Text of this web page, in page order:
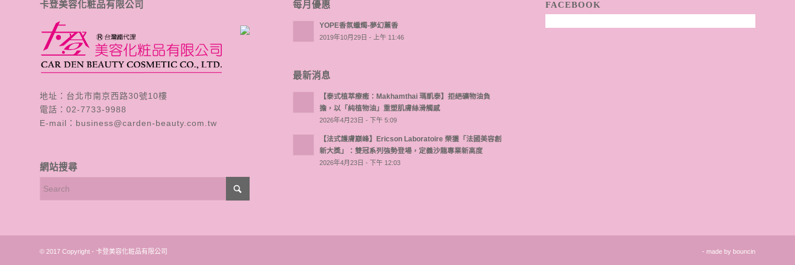
卡登美容化粧品有限公司
地址：台北市南京西路30號10樓
電話： 02-7733-9988
E-mail： business@carden-beauty.com.tw
網站搜尋
每月優惠
YOPE香氛蠟燭-夢幻薰香
2019年10月29日 - 上午 11:46
最新消息
【泰式植萃療癒：Makhamthai 瑪凱泰】拒絕礦物油負
擔，以「純植物油」重塑肌膚絲滑觸感
2026年4月23日 - 下午 5:09
【法式護膚巔峰】Ericson Laboratoire 榮獲「法國美容創
新大獎」：雙冠系列強勢登場，定義沙龍專業新高度
2026年4月23日 - 下午 12:03
FACEBOOK
© 2017 Copyright - 卡登美容化粧品有限公司 - made by bouncin